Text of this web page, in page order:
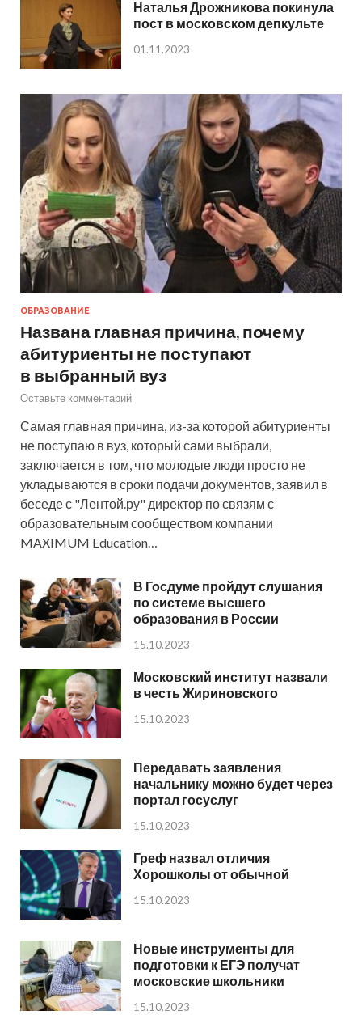
Наталья Дрожникова покинула
пост в московском депкульте
01.11.2023
ОБРАЗОВАНИЕ
Названа главная причина, почему
абитуриенты не поступают
в выбранный вуз
Оставьте комментарий
Самая главная причина, из-за которой абитуриенты
не поступаю в вуз, который сами выбрали,
заключается в том, что молодые люди просто не
укладываются в сроки подачи документов, заявил в
беседе с "Лентой.ру" директор по связям с
образовательным сообществом компании
MAXIMUM Education…
В Госдуме пройдут слушания
по системе высшего
образования в России
15.10.2023
Московский институт назвали
в честь Жириновского
15.10.2023
Передавать заявления
начальнику можно будет через
портал госуслуг
15.10.2023
Греф назвал отличия
Хорошколы от обычной
15.10.2023
Новые инструменты для
подготовки к ЕГЭ получат
московские школьники
15.10.2023